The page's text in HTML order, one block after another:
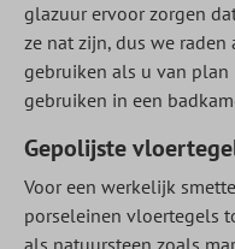
glazuur ervoor zorgen
ze nat zijn, dus we
gebruiken als u van
gebruiken in een
Gepolijste
Voor een werkelijk
porseleinen vloertegels
als natuursteen zoals